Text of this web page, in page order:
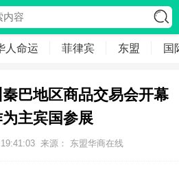
人命运 菲律宾 东盟 国
巴地区商品交易会开幕
主宾国参展
来源： 东盟华商在线